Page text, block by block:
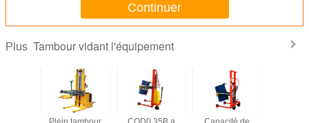
Continuer
Plus Tambour vidant l'équipement